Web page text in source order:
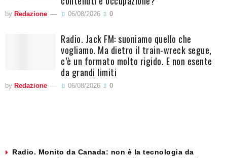
by Redazione 06/08/2026 0
Radio. Jack FM: suoniamo quello che
vogliamo. Ma dietro il train-wreck segue,
c’è un formato molto rigido. E non esente
da grandi limiti
by Redazione 06/08/2026 0
Radio. Monito da Canada: non è la tecnologia da